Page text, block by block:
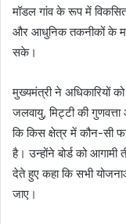
मॉडल गांव के रूप में विकसित
और आधुनिक तकनीकों के
सके।
मुख्यमंत्री ने अधिकारियों
जलवायु, मिट्टी की
कि किस क्षेत्र में कौन-सी
है। उन्होंने बोर्ड को आगामी
देते हुए कहा कि सभी
जाए।